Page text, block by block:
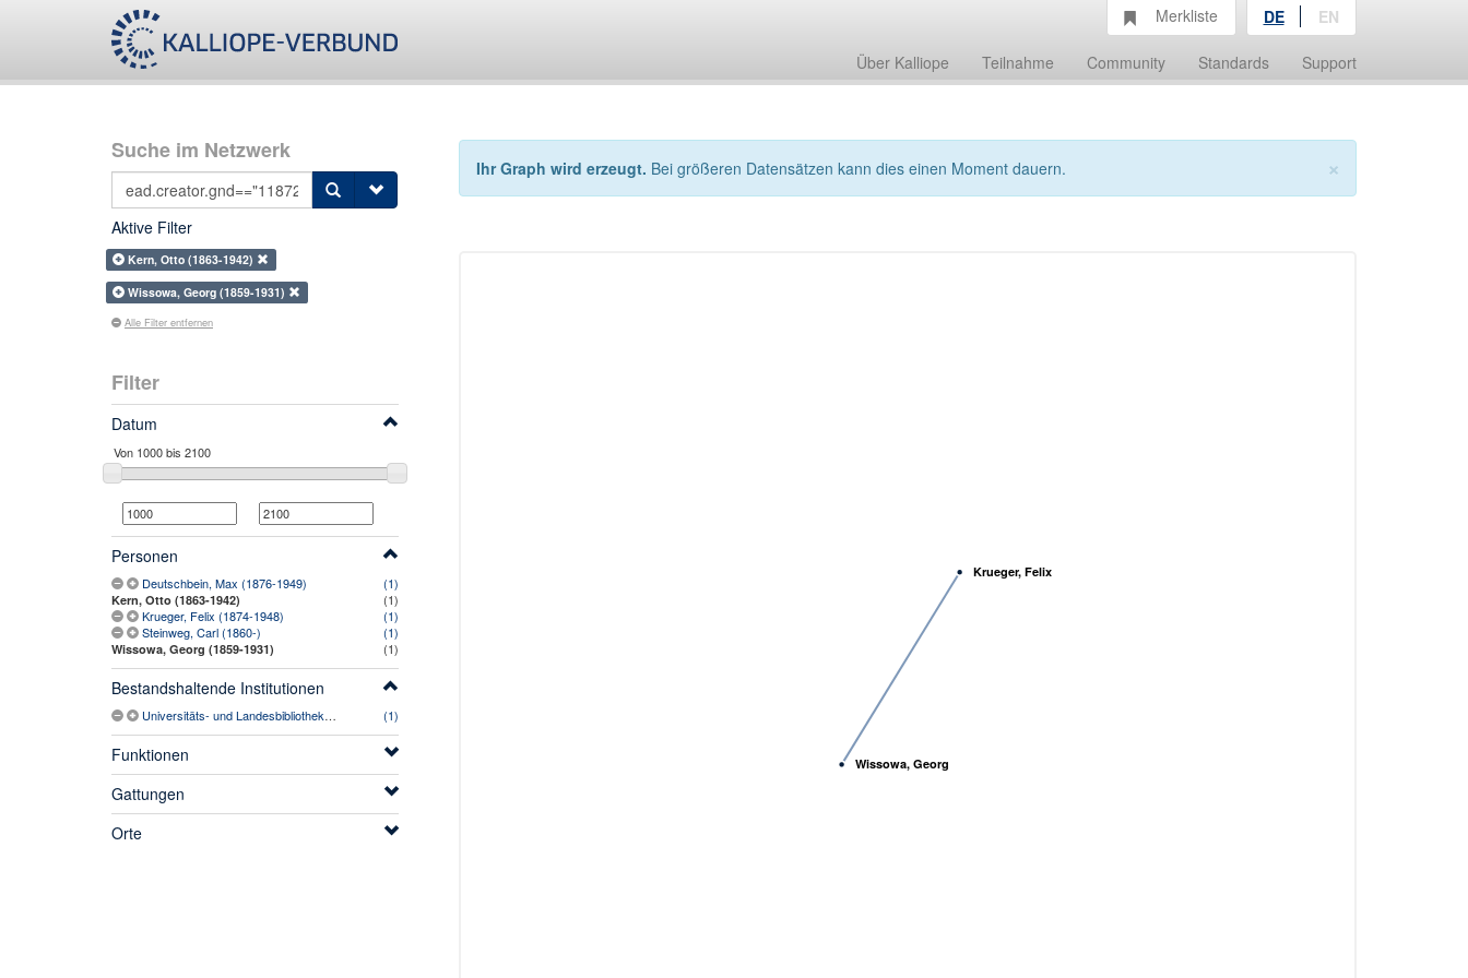
Über Kalliope Teilnahme Community Standards Support
Merkliste DE EN
Suche im Netzwerk
Aktive Filter
Kern, Otto (1863-1942)
Wissowa, Georg (1859-1931)
Alle Filter entfernen
Filter
Datum
Personen
Deutschbein, Max (1876-1949) (1)
Kern, Otto (1863-1942)
(1)
Krueger, Felix (1874-1948)
(1)
Steinweg, Carl (1860-)
(1)
Wissowa, Georg (1859-1931) (1)
Bestandshaltende Institutionen
Universitäts- und Landesbibliothek Sachsen-Anhalt (1)
Funktionen
Gattungen
Orte
×
Ihr Graph wird erzeugt. Bei größeren Datensätzen kann dies einen Moment dauern.
Wissowa, Georg
Krueger, Felix